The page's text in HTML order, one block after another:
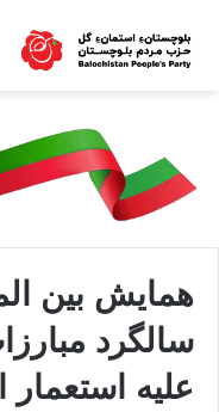
همایش بین
سالگرد
علیه استعمار